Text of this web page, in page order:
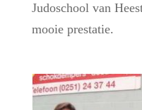
Judoschool van
mooie prestatie.